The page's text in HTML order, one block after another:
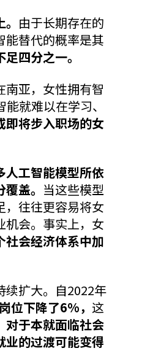
由于长期存在的
能替代的概率是其
四分之一。
南亚，女性拥有智
就难以在学习、
即将步入职场的女
人工智能模型所依
盖。 当这些模型
，往往更容易将女
会。事实上，女
社会经济体系中加
续扩大。自2022年
位下降了6%， 这
对于本就面临社会
业的过渡可能变得